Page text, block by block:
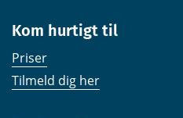
Kom hurtigt til
Priser
Tilmeld dig her